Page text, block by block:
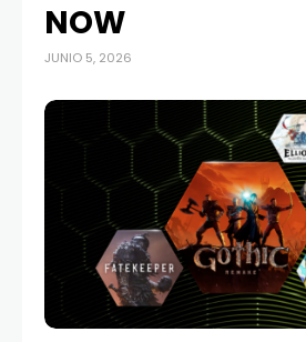
NOW
JUNIO 5, 2026